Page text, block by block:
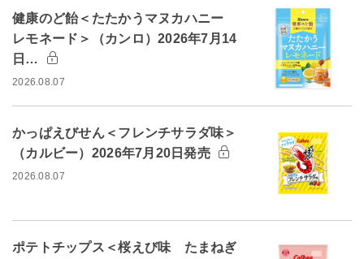
健康のど飴＜たたかうマヌカハニー
レモネード＞（カンロ）2026年7月14
日…
2026.08.07
かっぱえびせん＜フレンチサラダ味＞
（カルビー）2026年7月20日発売
2026.08.07
ポテトチップス＜桜えび味 たまねぎ